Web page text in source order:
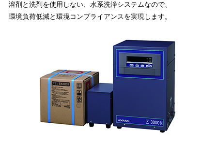
溶剤と洗剤を使用しない、水系洗浄システムなので、
環境負荷低減と環境コンプライアンスを実現します。